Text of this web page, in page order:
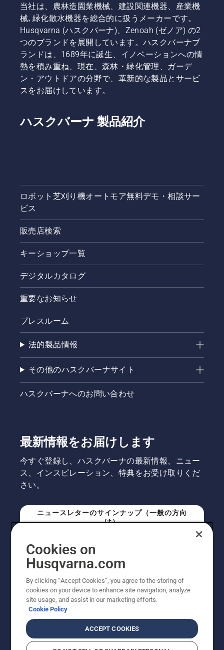
当社は、農林造園業機械、建設関連機器、産業機
械､緑化散水機器を総合的に扱うメーカーです。
Husqvarna (ハスクバーナ)、Zenoah (ゼノア) の2
つのブランドを展開しています。ハスクバーナブ
ランドは、1689年に誕生、イノベーションへの情
熱を積み重ね、現在、森林・緑化管理、ガーデ
ン・アウトドアの分野で、革新的な製品とサービ
スをお届けしています。
ハスクバーナ 製品紹介
ロボット芝刈り機オートモア無料デモ・相談サー
ビス
販売店検索
キーショップ一覧
デジタルカタログ
重要なお知らせ
プレスルーム
法的製品情報
その他のハスクバーナサイト
ハスクバーナへのお問い合わせ
最新情報をお届けします
今すぐ登録し、ハスクバーナの最新情報、ニュー
ス、インスピレーション、特典をお受け取りくだ
さい。
ニュースレターのサインナップ（一般の方向
け）
ニュースレターのサインアップ（プロの方向
け）
Cookies on
Husqvarna.com
By clicking “Accept Cookies”, you agree to the storing of
cookies on your device to enhance site navigation, analyze
site usage, and assist in our marketing efforts.
Cookie Policy
ACCEPT COOKIES